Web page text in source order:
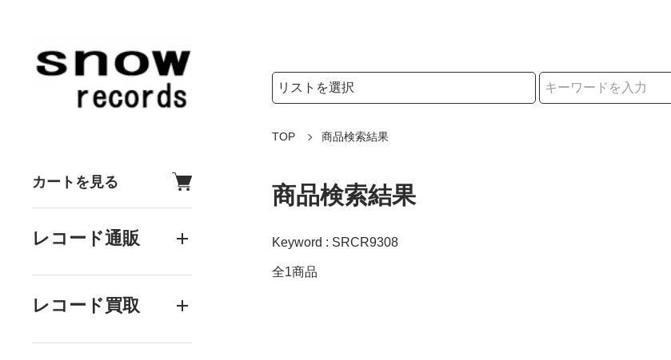
カートを見る
レコード通販
レコード買取
検索リストの選択
TOP 商品検索結果
商品検索結果
Keyword : SRCR9308
全1商品